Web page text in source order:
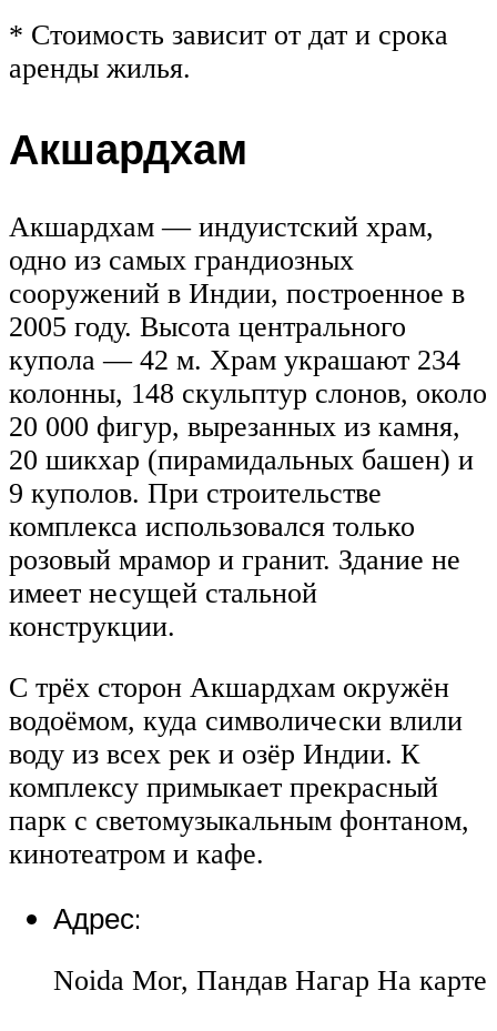
* Стоимость зависит от дат и срока
аренды жилья.
Акшардхам
Акшардхам — индуистский храм,
одно из самых грандиозных
сооружений в Индии, построенное в
2005 году. Высота центрального
купола — 42 м. Храм украшают 234
колонны, 148 скульптур слонов, около
20 000 фигур, вырезанных из камня,
20 шикхар (пирамидальных башен) и
9 куполов. При строительстве
комплекса использовался только
розовый мрамор и гранит. Здание не
имеет несущей стальной
конструкции.
С трёх сторон Акшардхам окружён
водоёмом, куда символически влили
воду из всех рек и озёр Индии. К
комплексу примыкает прекрасный
парк с светомузыкальным фонтаном,
кинотеатром и кафе.
Адрес:
Noida Mor, Пандав Нагар На карте